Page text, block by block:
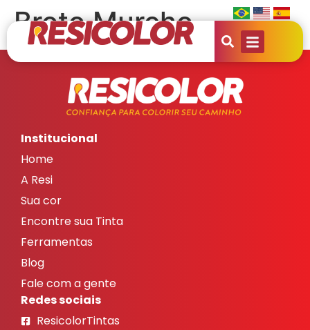
Broto Murcho
Institucional
Home
A Resi
Sua cor
Encontre sua Tinta
Ferramentas
Blog
Fale com a gente
Redes sociais
ResicolorTintas